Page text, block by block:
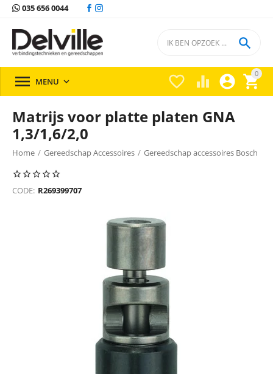
035 656 0044
0


 

 MENU 
Matrijs voor platte platen GNA
1,3/1,6/2,0
Home / Gereedschap Accessoires / Gereedschap accessoires Bosch
/
CODE: R269399707